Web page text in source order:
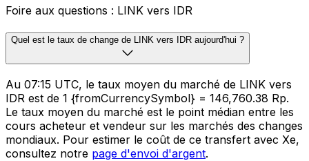
Foire aux questions : LINK vers IDR
Quel est le taux de change de LINK vers IDR aujourd'hui ?
Au 07:15 UTC, le taux moyen du marché de LINK vers
IDR est de 1 {fromCurrencySymbol} = 146,760.38 Rp.
Le taux moyen du marché est le point médian entre les
cours acheteur et vendeur sur les marchés des changes
mondiaux. Pour estimer le coût de ce transfert avec Xe,
consultez notre page d'envoi d'argent.